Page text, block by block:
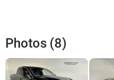
Photos (8)